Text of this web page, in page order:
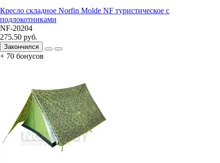
Кресло складное Norfin Molde NF туристическое с
подлокотниками
NF-20204
275.50 руб.
Закончился
+ 70 бонусов